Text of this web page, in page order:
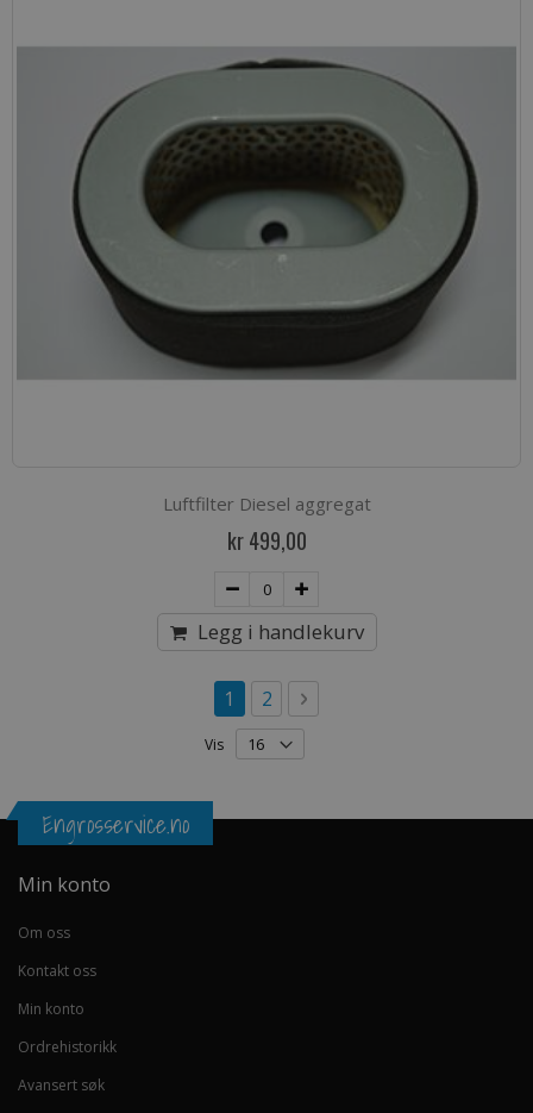
Luftfilter Diesel aggregat
kr 499,00
Legg i handlekurv
Side
You're currently reading page
1 Side
2 Side
Neste
Vis
Engrosservice.no
Min konto
Om oss
Kontakt oss
Min konto
Ordrehistorikk
Avansert søk